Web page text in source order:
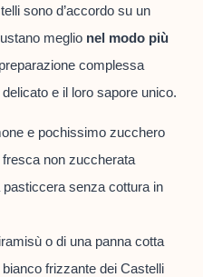
sono d’accordo su un
meglio nel modo più
complessa
e il loro sapore unico.
e pochissimo zucchero
non zuccherata
senza cottura in
o di una panna cotta
frizzante dei Castelli